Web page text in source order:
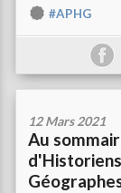
#APHG
12 Mars 2021
Au